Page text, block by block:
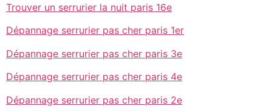
Trouver un serrurier la nuit paris 16e
Dépannage serrurier pas cher paris 1er
Dépannage serrurier pas cher paris 3e
Dépannage serrurier pas cher paris 4e
Dépannage serrurier pas cher paris 2e